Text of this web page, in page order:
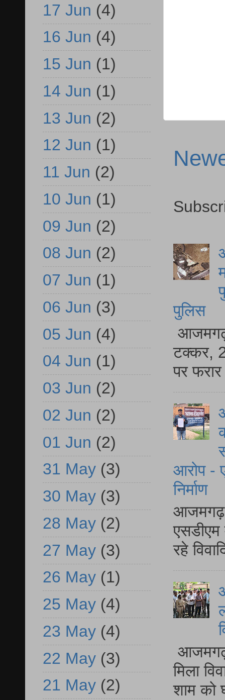
पुलिस
आजमगढ़
टक्कर,
पर
आरोप -
निर्माण
आजमगढ़
एसडीएम
रहे
आजमगढ़
मिला
शाम को
17 Jun (4)
16 Jun (4)
15 Jun (1)
14 Jun (1)
13 Jun (2)
12 Jun (1)
11 Jun (2)
10 Jun (1)
09 Jun (2)
08 Jun (2)
07 Jun (1)
06 Jun (3)
05 Jun (4)
04 Jun (1)
03 Jun (2)
02 Jun (2)
01 Jun (2)
31 May (3)
30 May (3)
28 May (2)
27 May (3)
26 May (1)
25 May (4)
23 May (4)
22 May (3)
21 May (2)